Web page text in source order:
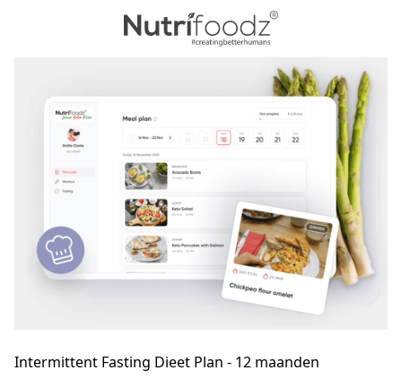
Intermittent Fasting Dieet Plan - 12 maanden